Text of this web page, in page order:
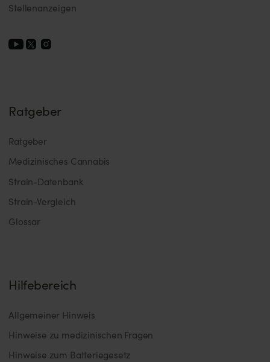
Stellenanzeigen
Ratgeber
Ratgeber
Medizinisches Cannabis
Strain-Datenbank
Strain-Vergleich
Glossar
Hilfebereich
Allgemeiner Hinweis
Hinweise zu medizinischen Fragen
Hinweise zum Batteriegesetz